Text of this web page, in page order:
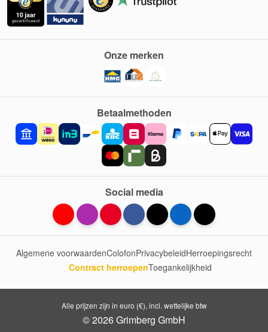
Betaalmethoden
Onze merken
Social media
Algemene voorwaardenColofonPrivacybeleidHerroepingsrecht
Contract herroepenToegankelijkheid
Alle prijzen zijn in euro (€), incl. wettelijke btw
© 2026 Grimberg GmbH